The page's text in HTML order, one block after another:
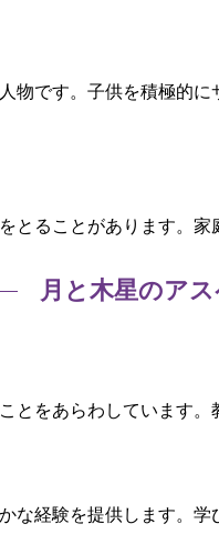
物です。子供を積極的
とることがあります。家
月と木星のアス
とをあらわしています。
な経験を提供します。